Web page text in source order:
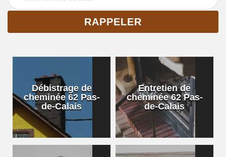
Débistrage de
cheminée 62 Pas-
de-Calais
Entretien de
cheminée 62 Pas-
de-Calais